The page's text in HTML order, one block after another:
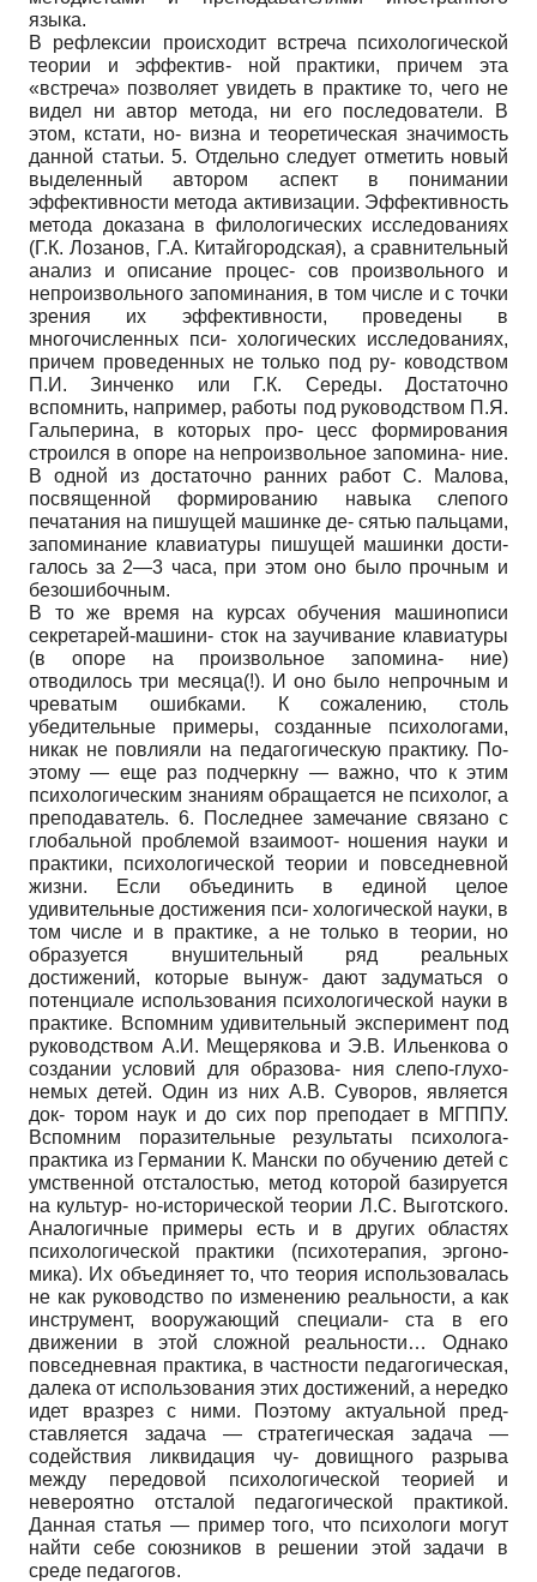
языка.
В рефлексии происходит встреча психологической
теории и эффектив- ной практики, причем эта
«встреча» позволяет увидеть в практике то, чего не
видел ни автор метода, ни его последователи. В
этом, кстати, но- визна и теоретическая значимость
данной статьи. 5. Отдельно следует отметить новый
выделенный автором аспект в понимании
эффективности метода активизации. Эффективность
метода доказана в филологических исследованиях
(Г.К. Лозанов, Г.А. Китайгородская), а сравнительный
анализ и описание процес- сов произвольного и
непроизвольного запоминания, в том числе и с точки
зрения их эффективности, проведены в
многочисленных пси- хологических исследованиях,
причем проведенных не только под ру- ководством
П.И. Зинченко или Г.К. Середы. Достаточно
вспомнить, например, работы под руководством П.Я.
Гальперина, в которых про- цесс формирования
строился в опоре на непроизвольное запомина- ние.
В одной из достаточно ранних работ С. Малова,
посвященной формированию навыка слепого
печатания на пишущей машинке де- сятью пальцами,
запоминание клавиатуры пишущей машинки дости-
галось за 2—3 часа, при этом оно было прочным и
безошибочным.
В то же время на курсах обучения машинописи
секретарей-машини- сток на заучивание клавиатуры
(в опоре на произвольное запомина- ние)
отводилось три месяца(!). И оно было непрочным и
чреватым ошибками. К сожалению, столь
убедительные примеры, созданные психологами,
никак не повлияли на педагогическую практику. По-
этому — еще раз подчеркну — важно, что к этим
психологическим знаниям обращается не психолог, а
преподаватель. 6. Последнее замечание связано с
глобальной проблемой взаимоот- ношения науки и
практики, психологической теории и повседневной
жизни. Если объединить в единой целое
удивительные достижения пси- хологической науки, в
том числе и в практике, а не только в теории, но
образуется внушительный ряд реальных
достижений, которые вынуж- дают задуматься о
потенциале использования психологической науки в
практике. Вспомним удивительный эксперимент под
руководством А.И. Мещерякова и Э.В. Ильенкова о
создании условий для образова- ния слепо-глухо-
немых детей. Один из них А.В. Суворов, является
док- тором наук и до сих пор преподает в МГППУ.
Вспомним поразительные результаты психолога-
практика из Германии К. Мански по обучению детей с
умственной отсталостью, метод которой базируется
на культур- но-исторической теории Л.С. Выготского.
Аналогичные примеры есть и в других областях
психологической практики (психотерапия, эргоно-
мика). Их объединяет то, что теория использовалась
не как руководство по изменению реальности, а как
инструмент, вооружающий специали- ста в его
движении в этой сложной реальности… Однако
повседневная практика, в частности педагогическая,
далека от использования этих достижений, а нередко
идет вразрез с ними. Поэтому актуальной пред-
ставляется задача — стратегическая задача —
содействия ликвидация чу- довищного разрыва
между передовой психологической теорией и
невероятно отсталой педагогической практикой.
Данная статья — пример того, что психологи могут
найти себе союзников в решении этой задачи в
среде педагогов.